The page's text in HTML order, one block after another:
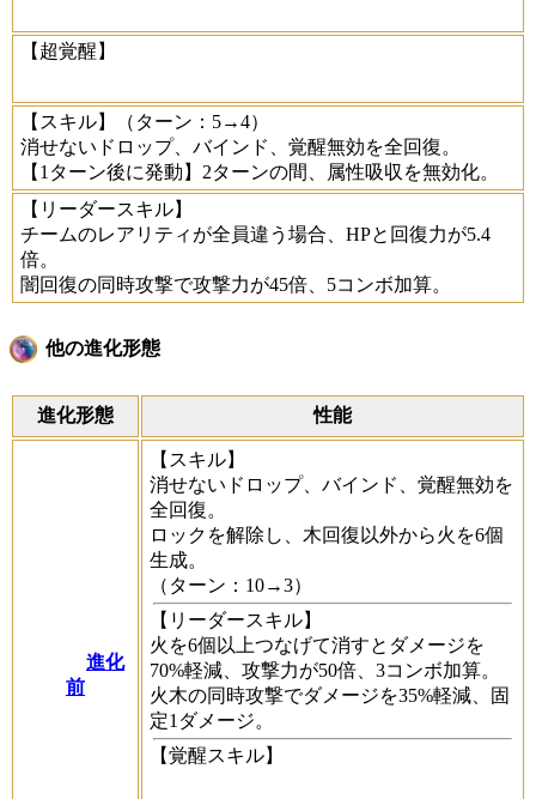
【超覚醒】
【スキル】
（ターン：5→4）
消せないドロップ、バインド、覚醒無効を全回復。
【1ターン後に発動】2ターンの間、属性吸収を無効化。
【リーダースキル】
チームのレアリティが全員違う場合、HPと回復力が5.4
倍。
闇回復の同時攻撃で攻撃力が45倍、5コンボ加算。
他の進化形態
進化形態 性能
進化
前
【スキル】
消せないドロップ、バインド、覚醒無効を
全回復。
ロックを解除し、木回復以外から火を6個
生成。
（ターン：10→3）
【リーダースキル】
火を6個以上つなげて消すとダメージを
70%軽減、攻撃力が50倍、3コンボ加算。
火木の同時攻撃でダメージを35%軽減、固
定1ダメージ。
【覚醒スキル】